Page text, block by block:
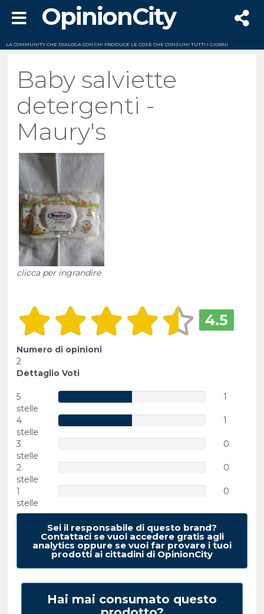
OpinionCity
LA COMMUNITY CHE DIALOGA CON CHI PRODUCE LE COSE CHE CONSUMI TUTTI I GIORNI
Baby salviette
detergenti -
Maury's
clicca per ingrandire
4.5
Numero di opinioni
2
Dettaglio Voti
5
stelle
1
4
stelle
1
3
stelle
0
2
stelle
0
1
stelle
0
Sei il responsabile di questo brand?
Contattaci se vuoi accedere gratis agli
analytics oppure se vuoi far provare i tuoi
prodotti ai cittadini di OpinionCity
Hai mai consumato questo